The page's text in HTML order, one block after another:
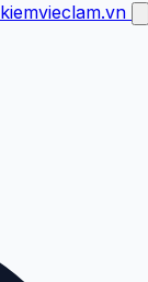
kiemvieclam.vn